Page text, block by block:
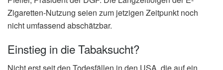
Zigaretten-Nutzung seien zum jetzigen Zeitpunkt noch
nicht umfassend abschätzbar.
Einstieg in die Tabaksucht?